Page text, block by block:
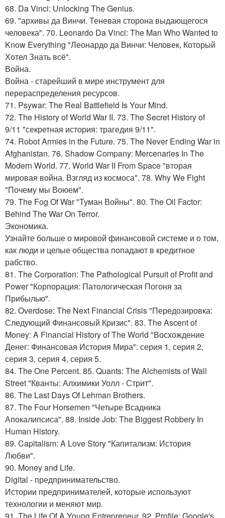
68. Da Vinci: Unlocking The Genius.
69. "архивы да Винчи. Теневая сторона выдающегося
человека". 70. Leonardo Da Vinci: The Man Who Wanted to
Know Everything "Леонардо да Винчи: Человек, Который
Хотел Знать всё".
Война.
Война - старейший в мире инструмент для
перераспределения ресурсов.
71. Psywar: The Real Battlefield Is Your Mind.
72. The History of World War II. 73. The Secret History of
9/11 "секретная история: трагедия 9/11".
74. Robot Armies in the Future. 75. The Never Ending War in
Afghanistan. 76. Shadow Company: Mercenaries In The
Modern World. 77. World War II From Space "вторая
мировая война. Взгляд из космоса". 78. Why We Fight
"Почему мы Воюем".
79. The Fog Of War "Туман Войны". 80. The Oil Factor:
Behind The War On Terror.
Экономика.
Узнайте больше о мировой финансовой системе и о том,
как люди и целые общества попадают в кредитное
рабство.
81. The Corporation: The Pathological Pursuit of Profit and
Power "Корпорация: Патологическая Погоня за
Прибылью".
82. Overdose: The Next Financial Crisis "Передозировка:
Следующий Финансовый Кризис". 83. The Ascent of
Money: A Financial History of The World "Восхождение
Денег: Финансовая История Мира": серия 1, серия 2,
серия 3, серия 4, серия 5.
84. The One Percent. 85. Quants: The Alchemists of Wall
Street "Кванты: Алхимики Уолл - Стрит".
86. The Last Days Of Lehman Brothers.
87. The Four Horsemen "Четыре Всадника
Апокалипсиса". 88. Inside Job: The Biggest Robbery In
Human History.
89. Capitalism: A Love Story "Капитализм: История
Любви".
90. Money and Life.
Digital - предпринимательство.
Истории предпринимателей, которые используют
технологии и меняют мир.